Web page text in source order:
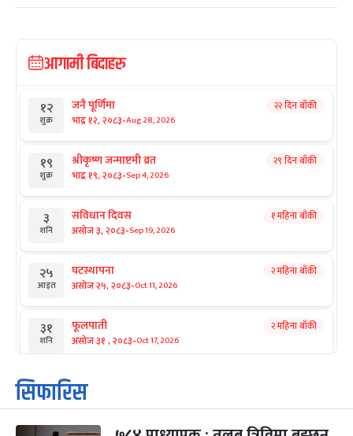
आगामी बिदाहरु
१२
शुक्र
जनै पूर्णिमा
भाद्र १२, २०८३-Aug 28, 2026
२२ दिन बाँकी
१९
शुक्र
श्रीकृष्ण जन्माष्टमी व्रत
भाद्र १९, २०८३-Sep 4, 2026
२९ दिन बाँकी
३
शनि
संविधान दिवस
असोज ३, २०८३-Sep 19, 2026
१ महिना बाँकी
२५
आइत
घटस्थापना
असोज २५, २०८३-Oct 11, 2026
२ महिना बाँकी
३१
शनि
फूलपाती
असोज ३१ , २०८३-Oct 17, 2026
२ महिना बाँकी
१
आइत
कार्तिक सङ्क्रान्ति
कार्तिक १, २०८३
सिफारिस